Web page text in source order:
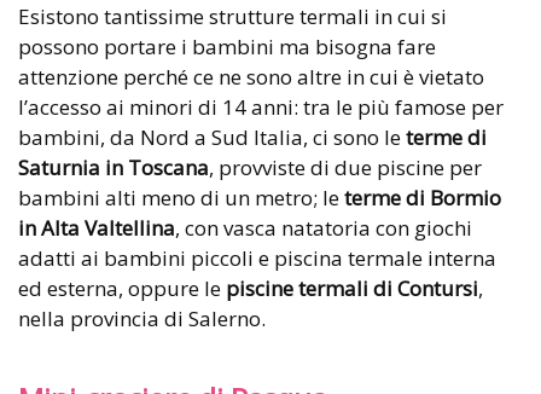
Esistono tantissime strutture termali in cui si
possono portare i bambini ma bisogna fare
attenzione perché ce ne sono altre in cui è vietato
l’accesso ai minori di 14 anni: tra le più famose per
bambini, da Nord a Sud Italia, ci sono leterme di
Saturnia in Toscana, provviste di due piscine per
bambini alti meno di un metro; leterme di Bormio
in Alta Valtellina, con vasca natatoria con giochi
adatti ai bambini piccoli e piscina termale interna
ed esterna, oppure le piscine termali di Contursi,
nella provincia di Salerno.